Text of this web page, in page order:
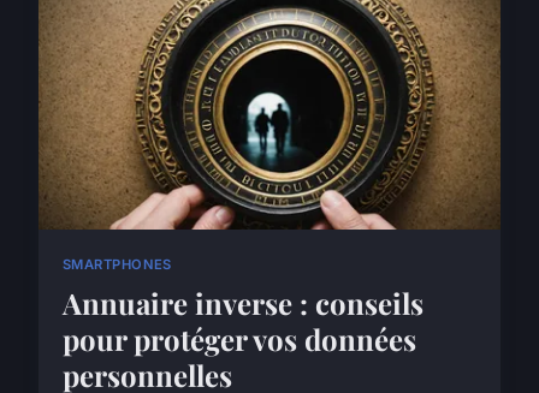
SMARTPHONES
Annuaire inverse : conseils
pour protéger vos données
personnelles